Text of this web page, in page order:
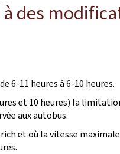
des
6-11 heures à 6-10 heures.
et 10 heures) la
aux autobus.
et où la vitesse